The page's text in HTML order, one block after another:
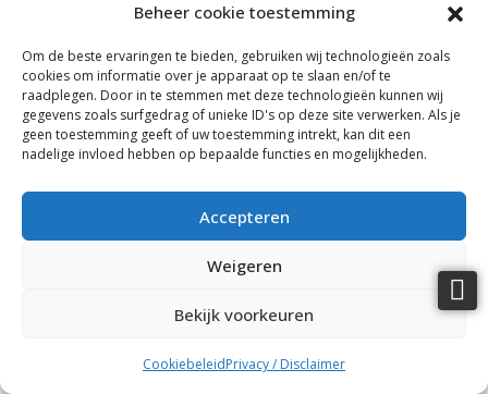
Beheer cookie toestemming
Om de beste ervaringen te bieden, gebruiken wij technologieën zoals
cookies om informatie over je apparaat op te slaan en/of te
raadplegen. Door in te stemmen met deze technologieën kunnen wij
gegevens zoals surfgedrag of unieke ID's op deze site verwerken. Als je
geen toestemming geeft of uw toestemming intrekt, kan dit een
nadelige invloed hebben op bepaalde functies en mogelijkheden.
Accepteren
Weigeren
Bekijk voorkeuren
CookiebeleidPrivacy / Disclaimer
VERKOCHT onder voorbehoud per maart 2026:
erfpachtrechten en overname van de
aanwezige inventaris, goodwill, handelsnaam,
exploitatierechten en huurdersbelang van
Restaurant De Punt – Botlekweg 180 in
Rotterdam (Botlek)
Botlekweg 180, Rotterdam, Zuid-Holland, Nederland
Oppervlakte pand ca. 350 m²